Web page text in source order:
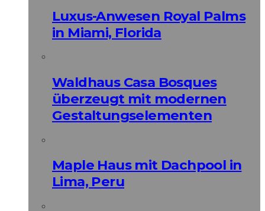
Luxus-Anwesen Royal Palms
in Miami, Florida
Waldhaus Casa Bosques
überzeugt mit modernen
Gestaltungselementen
Maple Haus mit Dachpool in
Lima, Peru